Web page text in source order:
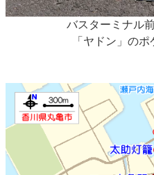
バスターミナル
「ヤドン」の